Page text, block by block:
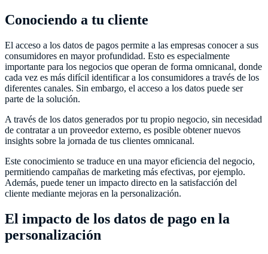
Conociendo a tu cliente
El acceso a los datos de pagos permite a las empresas conocer a sus
consumidores en mayor profundidad. Esto es especialmente
importante para los negocios que operan de forma omnicanal, donde
cada vez es más difícil identificar a los consumidores a través de los
diferentes canales. Sin embargo, el acceso a los datos puede ser
parte de la solución.
A través de los datos generados por tu propio negocio, sin necesidad
de contratar a un proveedor externo, es posible obtener nuevos
insights sobre la jornada de tus clientes omnicanal.
Este conocimiento se traduce en una mayor eficiencia del negocio,
permitiendo campañas de marketing más efectivas, por ejemplo.
Además, puede tener un impacto directo en la satisfacción del
cliente mediante mejoras en la personalización.
El impacto de los datos de pago en la
personalización